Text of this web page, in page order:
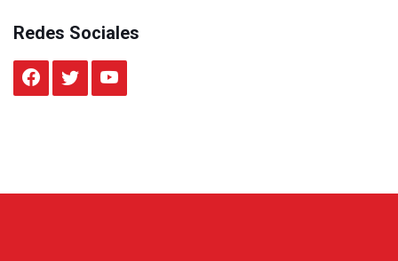
Redes Sociales